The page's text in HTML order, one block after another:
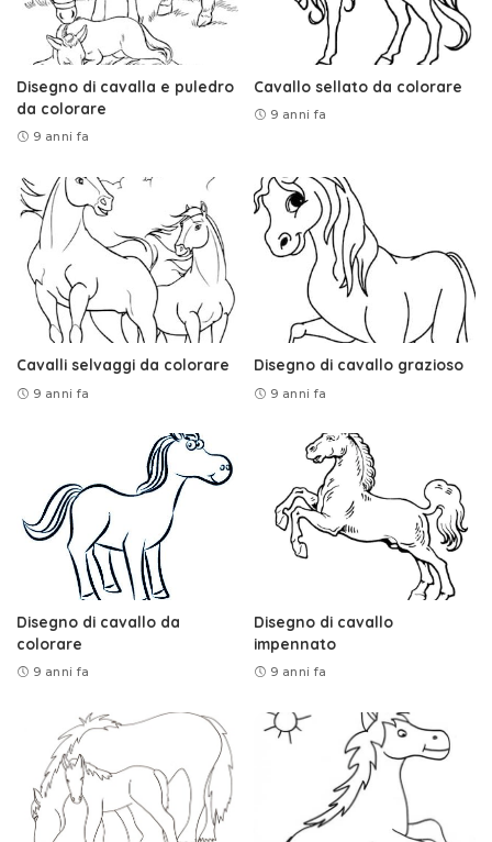
Disegno di cavalla e puledro
da colorare
9 anni fa
Cavallo sellato da colorare
9 anni fa
Cavalli selvaggi da colorare
9 anni fa
Disegno di cavallo grazioso
9 anni fa
Disegno di cavallo da
colorare
9 anni fa
Disegno di cavallo
impennato
9 anni fa